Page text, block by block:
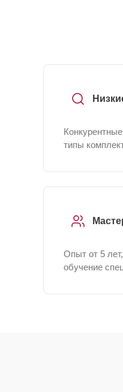
типы
Опыт от 5
обучение